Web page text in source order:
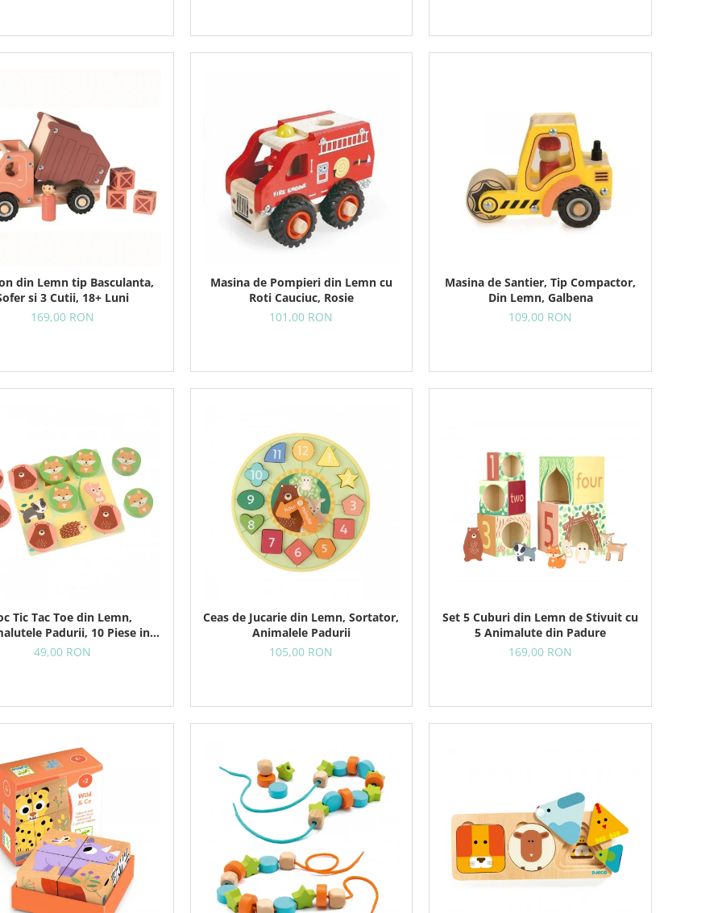
din Lemn tip Basculanta,
si 3 Cutii, 18+ Luni
169,00 RON
Masina de Pompieri din Lemn cu
Roti Cauciuc, Rosie
101,00 RON
Masina de Santier, Tip Compactor,
Din Lemn, Galbena
109,00 RON
Tic Tac Toe din Lemn,
Padurii, 10 Piese in
Punga Textila
49,00 RON
Ceas de Jucarie din Lemn, Sortator,
Animalele Padurii
105,00 RON
Set 5 Cuburi din Lemn de Stivuit cu
5 Animalute din Padure
169,00 RON